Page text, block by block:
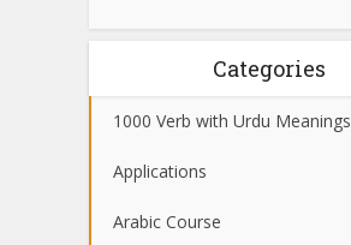
Categories
1000 Verb with Urdu Meanings
Applications
Arabic Course